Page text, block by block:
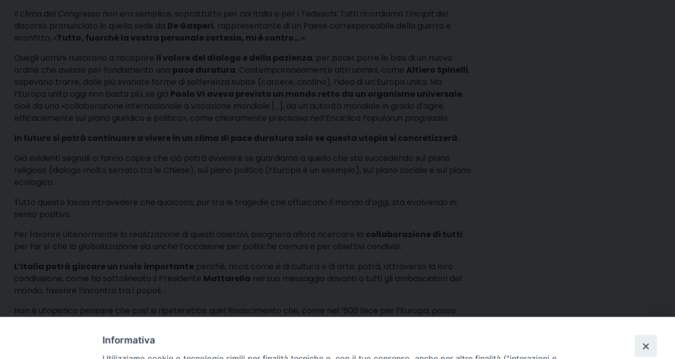
Il clima del Congresso non era semplice, soprattutto per noi Italia e per i Tedeschi. Tutti ricordiamo l’incipit del
discorso pronunciato in quella sede da De Gasperi, rappresentante di un Paese corresponsabile della guerra e
sconfitto, «Tutto, fuorché la vostra personale cortesia, mi è contro….».
Quegli uomini riuscirono a riscoprire il valore del dialogo e della pazienza, per poter porre le basi di un nuovo
ordine che avesse per fondamento una pace duratura. Contemporaneamente altri uomini, come Altiero Spinelli,
sapevano trarre, dalle più svariate forme di sofferenza subite (carcere, confino), l’idea di un’Europa unita. Ma
l’Europa unita oggi non basta più, se già Paolo VI aveva previsto un mondo retto da un organismo universale,
cioè da una «collaborazione internazionale a vocazione mondiale […], da un’autorità mondiale in grado d’agire
efficacemente sul piano giuridico e politico», come chiaramente precisava nell’Enciclica Populorun progressio.
In futuro si potrà continuare a vivere in un clima di pace duratura solo se questa utopia si concretizzerà.
Già evidenti segnali ci fanno capire che ciò potrà avvenire se guardiamo a quello che sta succedendo sul piano
religioso (dialogo molto serrato tra le Chiese), sul piano politico (l’Europa è un esempio), sul piano sociale e sul piano
ecologico.
Tutto questo lascia intravedere che qualcosa, pur tra le tragedie che offuscano il mondo d’oggi, sta evolvendo in
senso positivo.
Per favorire ulteriormente la realizzazione di questi obiettivi, bisognerà allora ricercare la collaborazione di tutti
per far sì che la globalizzazione sia anche l’occasione per politiche comuni e per obiettivi condivisi.
L’Italia potrà giocare un ruolo importante perché, ricca come è di cultura e di arte, potrà, attraverso la loro
condivisione, come ha sottolineato il Presidente Mattarella nel suo messaggio davanti a tutti gli ambasciatori del
mondo, favorire l’incontro tra i popoli.
Non è utopistico pensare che così si ripeterebbe quel Rinascimento che, come nel ‘500 fece per l’Europa, possa
Informativa